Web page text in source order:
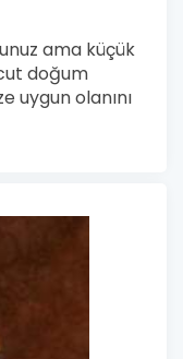
ama küçük
doğum
uygun olanını